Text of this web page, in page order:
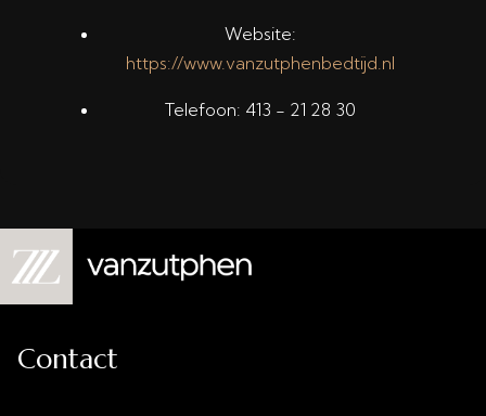
Website:
https://www.vanzutphenbedtijd.nl
Telefoon: 413 - 21 28 30
Contact